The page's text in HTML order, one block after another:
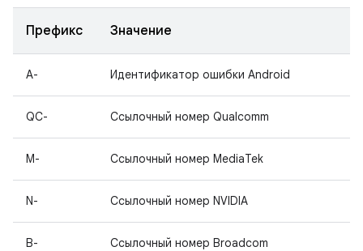
Префикс Значение
A- Идентификатор ошибки Android
QC- Ссылочный номер Qualcomm
M- Ссылочный номер MediaTek
N- Ссылочный номер NVIDIA
B- Ссылочный номер Broadcom